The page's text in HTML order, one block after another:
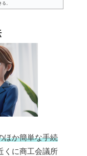
。
ほか簡単な手続
くに商工会議所